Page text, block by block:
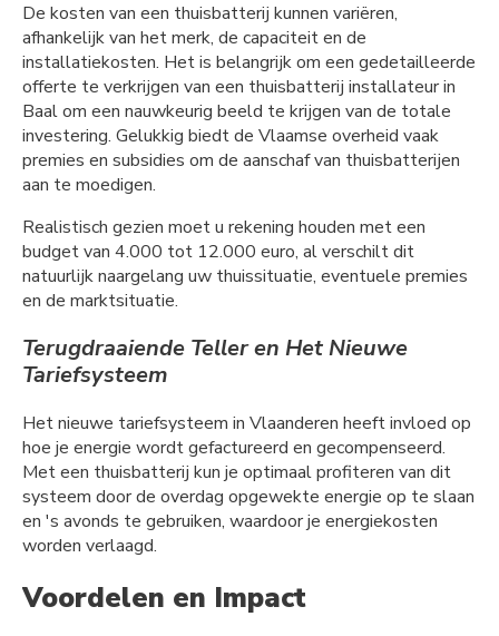
De kosten van een thuisbatterij kunnen variëren,
afhankelijk van het merk, de capaciteit en de
installatiekosten. Het is belangrijk om een gedetailleerde
offerte te verkrijgen van een thuisbatterij installateur in
Baal om een nauwkeurig beeld te krijgen van de totale
investering. Gelukkig biedt de Vlaamse overheid vaak
premies en subsidies om de aanschaf van thuisbatterijen
aan te moedigen.
Realistisch gezien moet u rekening houden met een
budget van 4.000 tot 12.000 euro, al verschilt dit
natuurlijk naargelang uw thuissituatie, eventuele premies
en de marktsituatie.
Terugdraaiende Teller en Het Nieuwe
Tariefsysteem
Het nieuwe tariefsysteem in Vlaanderen heeft invloed op
hoe je energie wordt gefactureerd en gecompenseerd.
Met een thuisbatterij kun je optimaal profiteren van dit
systeem door de overdag opgewekte energie op te slaan
en 's avonds te gebruiken, waardoor je energiekosten
worden verlaagd.
Voordelen en Impact